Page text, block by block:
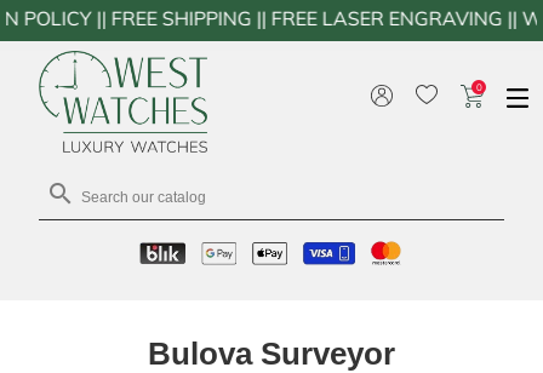

0
SHIPPING || FREE LASER ENGRAVING ||
Bulova Surveyor